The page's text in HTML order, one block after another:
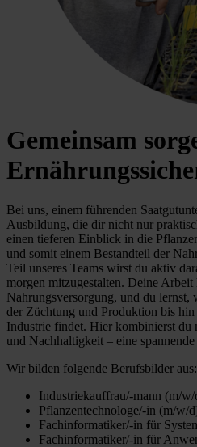
Gemeinsam
Bei uns, einem führenden
Ausbildung, die dir nicht nur
einen tieferen Einblick in die
und somit einem Bestandteil der
Teil unseres Teams wirst du aktiv
morgen mitzugestalten. Deine
Nahrungsversorgung, und du lernst,
der Züchtung und Produktion bis
Industrie findet. Hier kombinierst du
und Nachhaltigkeit – eine
Wir bilden folgende Berufsbilder aus:
Industriekauffrau/-mann (m/w/
Pflanzentechnologe/-in (m/w/
Fachinformatiker/-in für
Fachinformatiker/-in für